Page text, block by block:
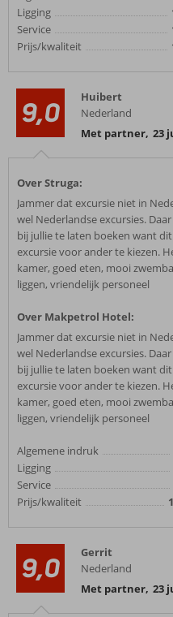
Ligging
Service
Prijs/kwaliteit
9,0
Huibert
Nederland
Met partner, 23
Over Struga:
Jammer dat excursie niet in
wel Nederlandse excursies.
bij jullie te laten boeken want
excursie voor ander te kiezen.
kamer, goed eten, mooi
liggen, vriendelijk personeel
Over Makpetrol Hotel:
Jammer dat excursie niet in
wel Nederlandse excursies.
bij jullie te laten boeken want
excursie voor ander te kiezen.
kamer, goed eten, mooi
liggen, vriendelijk personeel
Algemene indruk
Ligging
Service
Prijs/kwaliteit
9,0
Gerrit
Nederland
Met partner, 23